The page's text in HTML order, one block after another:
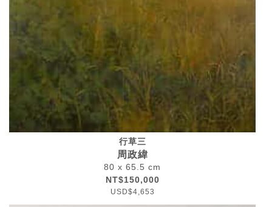
行草三
周政緯
80 x 65.5 cm
NT$150,000
USD$4,653